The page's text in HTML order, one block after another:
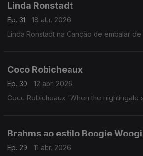
Linda Ronstadt
Ep. 31
18 abr. 2026
Linda Ronstadt na Canção de embalar
Coco Robicheaux
Ep. 30
12 abr. 2026
Coco Robicheaux 'When the nightingale
Brahms ao estilo Boogie
Ep. 29
11 abr. 2026